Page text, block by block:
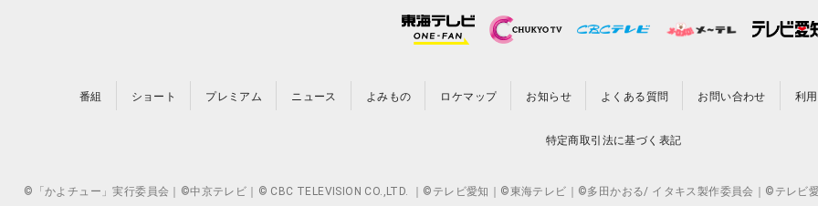
番組 ショート プレミアム ニュース よみもの ロケマップ お知らせ よくある質問 お問い合わせ 利
特定商取引法に基づく表記
©「かよチュー」実行委員会｜©中京テレビ｜© CBC TELEVISION CO.,LTD. ｜©テレビ愛知｜©東海テレビ｜©多田かおる/ イタキス製作委員会｜©テレビ